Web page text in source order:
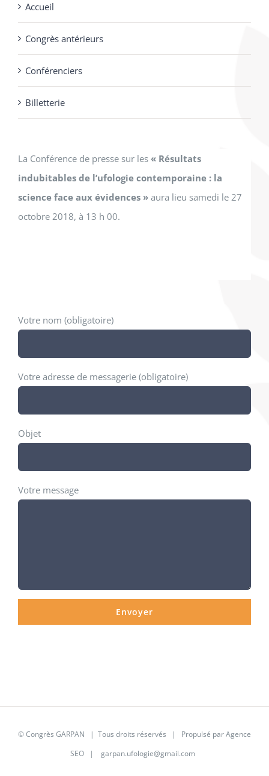
était :
Accueil
Congrès antérieurs
Conférenciers
Billetterie
La Conférence de presse sur les « Résultats
indubitables de l’ufologie contemporaine : la
science face aux évidences » aura lieu samedi le 27
octobre 2018, à 13 h 00.
Votre nom (obligatoire)
Votre adresse de messagerie (obligatoire)
Objet
Votre message
©Congrès GARPAN | Tous droits réservés | Propulsé parAgence
SEO | garpan.ufologie@gmail.com